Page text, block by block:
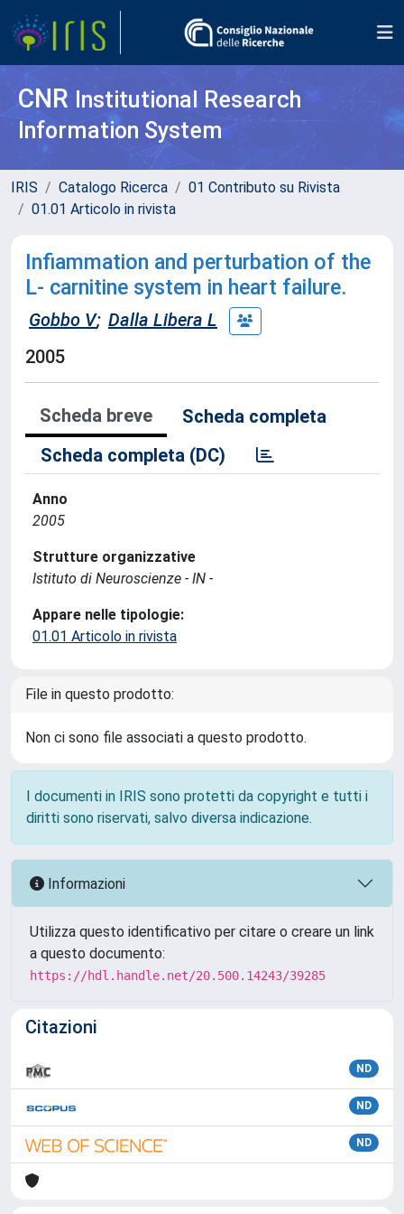
CNR Institutional Research
Information System
IRIS Catalogo Ricerca
01 Contributo su Rivista
01.01 Articolo in rivista
Infiammation and perturbation of the
L- carnitine system in heart failure.
Gobbo V; Dalla Libera L
2005
Scheda breve
Scheda completa
Scheda completa (DC)
Anno
2005
Strutture organizzative
Istituto di Neuroscienze - IN -
Appare nelle tipologie:
01.01 Articolo in rivista
File in questo prodotto:
Non ci sono file associati a questo prodotto.
I documenti in IRIS sono protetti da copyright e tutti i
diritti sono riservati, salvo diversa indicazione.
Informazioni
Utilizza questo identificativo per citare o creare un link
a questo documento:
https://hdl.handle.net/20.500.14243/39285
Citazioni
ND
ND
ND